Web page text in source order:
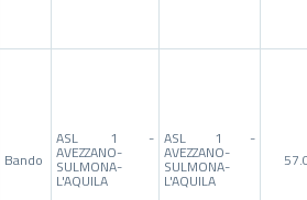
Bando
ASL 1 -
AVEZZANO-
SULMONA-
L'AQUILA
ASL 1 -
AVEZZANO-
SULMONA-
L'AQUILA